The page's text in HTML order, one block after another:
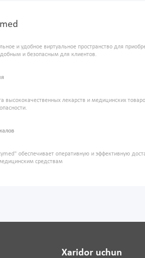
и удобное виртуальное пространство для
и безопасным для клиентов.
высококачественных лекарств и медицинских
обеспечивает оперативную и эффективную
средствам
Xaridor uchun